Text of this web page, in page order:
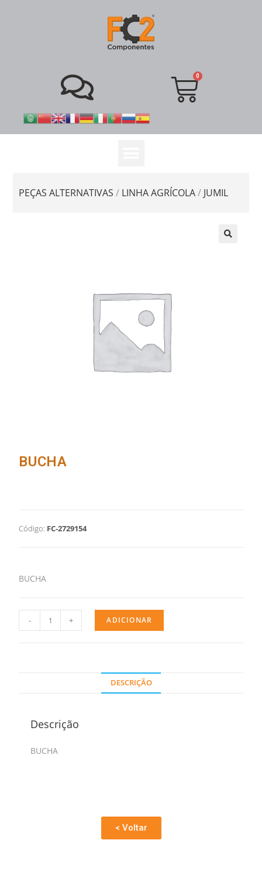
PEÇAS ALTERNATIVAS / LINHA AGRÍCOLA/ JUMIL
BUCHA
Código: FC-2729154
BUCHA
- + ADICIONAR
DESCRIÇÃO
Descrição
BUCHA
< Voltar